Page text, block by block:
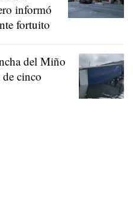
informó
fortuito
del Miño
cinco